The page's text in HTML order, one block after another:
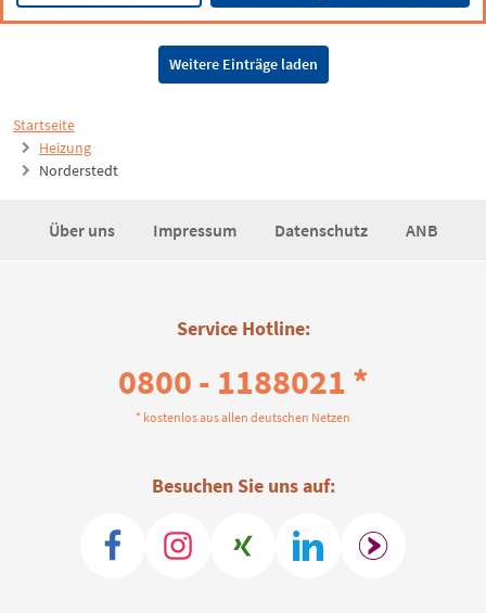
Startseite
Heizung
Norderstedt
Weitere Einträge laden
Über uns Impressum Datenschutz ANB
Service Hotline:
0800 - 1188021 *
* kostenlos aus allen deutschen Netzen
Besuchen Sie uns auf: